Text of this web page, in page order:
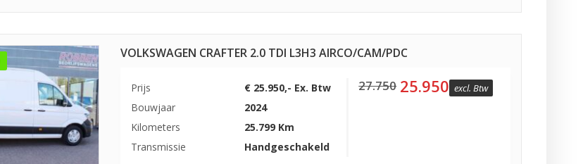
VOLKSWAGEN CRAFTER 2.0 TDI L3H3 AIRCO/CAM/PDC
Prijs
€ 25.950,- Ex. Btw
Bouwjaar
2024
Kilometers
25.799 Km
Transmissie
Handgeschakeld
27.750 25.950 excl. Btw